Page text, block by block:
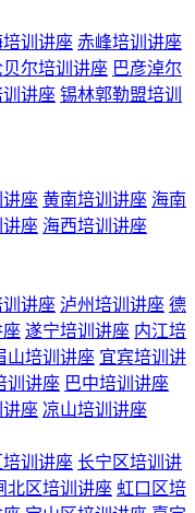
培训讲座 赤峰培训讲座
贝尔培训讲座 巴彦淖尔
讲座 锡林郭勒盟培训
讲座 黄南培训讲座 海南
讲座 海西培训讲座
讲座 泸州培训讲座 德
座 遂宁培训讲座 内江培
山培训讲座 宜宾培训讲
训讲座 巴中培训讲座
座 凉山培训讲座
训讲座 长宁区培训讲
北区培训讲座 虹口区培